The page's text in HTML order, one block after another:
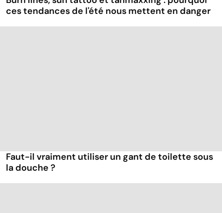
ces tendances de l'été nous mettent en danger
Faut-il vraiment utiliser un gant de toilette sous
la douche ?